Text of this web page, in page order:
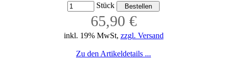
Stück
65,90 €
inkl. 19% MwSt, zzgl. Versand
Zu den Artikeldetails ...